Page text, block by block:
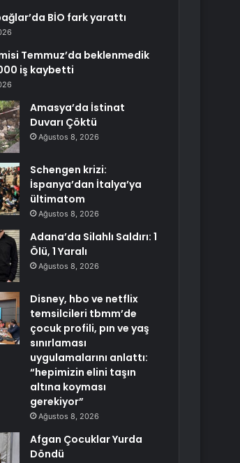
BİO fark yarattı
Temmuz’da beklenmedik
iş kaybetti
Amasya’da İstinat
Duvarı Çöktü
Ağustos 8, 2026
Schengen krizi:
İspanya’dan İtalya’ya
ültimatom
Ağustos 8, 2026
Adana’da Silahlı Saldırı: 1
Ölü, 1 Yaralı
Ağustos 8, 2026
Disney, hbo ve netflix
temsilcileri tbmm’de
çocuk profili, pın ve yaş
sınırlaması
uygulamalarını anlattı:
“hepimizin elini taşın
altına koyması
gerekiyor”
Ağustos 8, 2026
Afgan Çocuklar Yurda
Döndü